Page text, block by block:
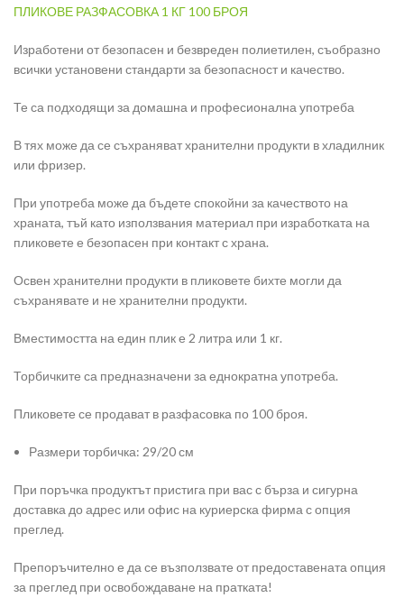
ПЛИКОВЕ РАЗФАСОВКА 1 КГ 100 БРОЯ
Изработени от безопасен и безвреден полиетилен, съобразно
всички установени стандарти за безопасност и качество.
Те са подходящи за домашна и професионална употреба
В тях може да се съхраняват хранителни продукти в хладилник
или фризер.
При употреба може да бъдете спокойни за качеството на
храната, тъй като използвания материал при изработката на
пликовете е безопасен при контакт с храна.
Освен хранителни продукти в пликовете бихте могли да
съхранявате и не хранителни продукти.
Вместимостта на един плик е 2 литра или 1 кг.
Торбичките са предназначени за еднократна употреба.
Пликовете се продават в разфасовка по 100 броя.
Размери торбичка: 29/20 см
При поръчка продуктът пристига при вас с бърза и сигурна
доставка до адрес или офис на куриерска фирма с опция
преглед.
Препоръчително е да се възползвате от предоставената опция
за преглед при освобождаване на пратката!